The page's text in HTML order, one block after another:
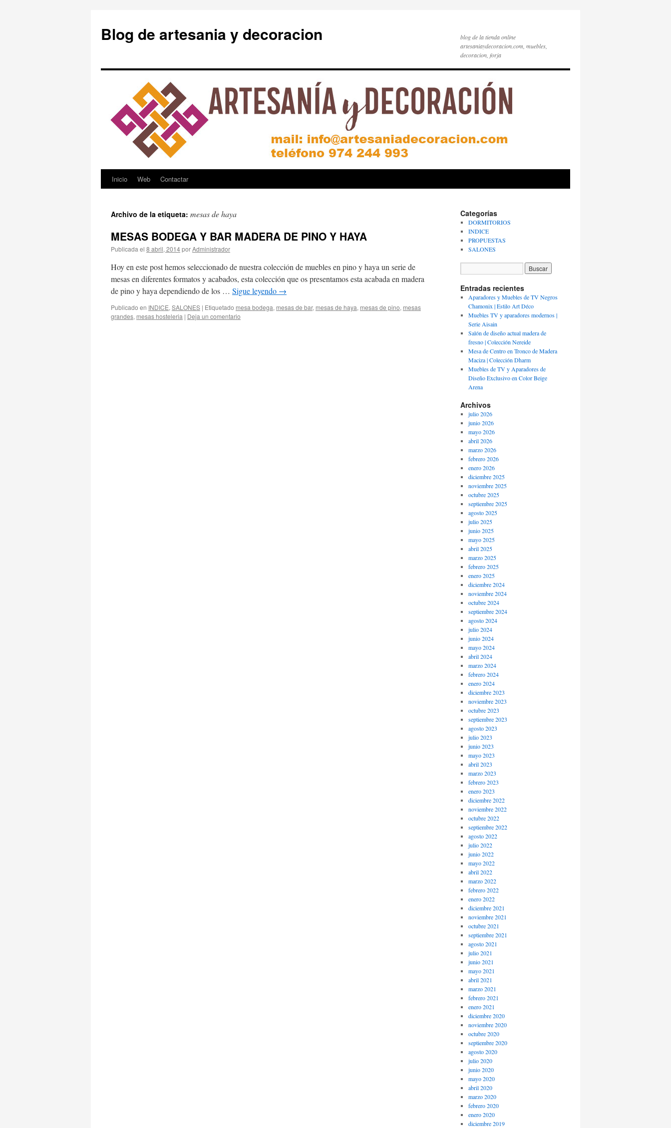
Blog de artesania y decoracion
blog de la tienda online
artesaniaydecoracion.com, muebles,
decoracion, forja
Saltar
contenido
Inicio Web Contactar
Archivo de la etiqueta: mesas de haya
MESAS BODEGA Y BAR MADERA DE PINO Y HAYA
Publicada el 8 abril, 2014porAdministrador
Hoy en este post hemos seleccionado de nuestra colección de muebles en pino y haya un serie de
mesas en diferentes formatos y acabados, esta colección que os presentamos esta acabada en madera
de pino y haya dependiendo de los … Sigue leyendo →
Publicado en INDICE, SALONES | Etiquetado mesa bodega, mesas de bar, mesas de haya, mesas de pino, mesas
grandes, mesas hosteleria | Deja un comentario
Categorías
DORMITORIOS
INDICE
PROPUESTAS
SALONES
Entradas recientes
Aparadores y Muebles de TV Negros
Chamonix | Estilo Art Déco
Muebles TV y aparadores modernos |
Serie Aisain
Salón de diseño actual madera de
fresno | Colección Nereide
Mesa de Centro en Tronco de Madera
Maciza | Colección Dharm
Muebles de TV y Aparadores de
Diseño Exclusivo en Color Beige
Arena
Archivos
julio 2026
junio 2026
mayo 2026
abril 2026
marzo 2026
febrero 2026
enero 2026
diciembre 2025
noviembre 2025
octubre 2025
septiembre 2025
agosto 2025
julio 2025
junio 2025
mayo 2025
abril 2025
marzo 2025
febrero 2025
enero 2025
diciembre 2024
noviembre 2024
octubre 2024
septiembre 2024
agosto 2024
julio 2024
junio 2024
mayo 2024
abril 2024
marzo 2024
febrero 2024
enero 2024
diciembre 2023
noviembre 2023
octubre 2023
septiembre 2023
agosto 2023
julio 2023
junio 2023
mayo 2023
abril 2023
marzo 2023
febrero 2023
enero 2023
diciembre 2022
noviembre 2022
octubre 2022
septiembre 2022
agosto 2022
julio 2022
junio 2022
mayo 2022
abril 2022
marzo 2022
febrero 2022
enero 2022
diciembre 2021
noviembre 2021
octubre 2021
septiembre 2021
agosto 2021
julio 2021
junio 2021
mayo 2021
abril 2021
marzo 2021
febrero 2021
enero 2021
diciembre 2020
noviembre 2020
octubre 2020
septiembre 2020
agosto 2020
julio 2020
junio 2020
mayo 2020
abril 2020
marzo 2020
febrero 2020
enero 2020
diciembre 2019